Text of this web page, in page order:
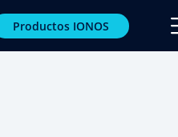
Productos IONOS